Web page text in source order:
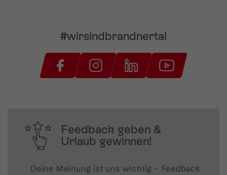
#wirsindbrandnertal
Feedback geben &
Urlaub gewinnen!
Deine Meinung ist uns wichtig – Feedback